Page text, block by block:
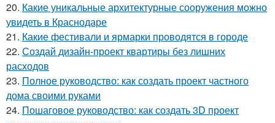
20. Какие уникальные архитектурные сооружения можно
увидеть в Краснодаре
21. Какие фестивали и ярмарки проводятся в городе
22. Создай дизайн-проект квартиры без лишних
расходов
23. Полное руководство: как создать проект частного
дома своими руками
24. Пошаговое руководство: как создать 3D проект